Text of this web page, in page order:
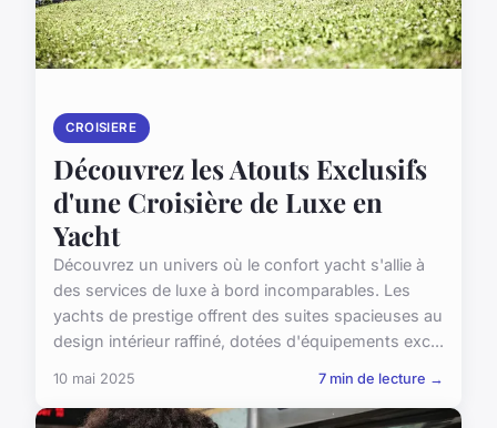
CROISIERE
Découvrez les Atouts Exclusifs
d'une Croisière de Luxe en
Yacht
Découvrez un univers où le confort yacht s'allie à
des services de luxe à bord incomparables. Les
yachts de prestige offrent des suites spacieuses au
design intérieur raffiné, dotées d'équipements exc...
10 mai 2025 7 min de lecture →